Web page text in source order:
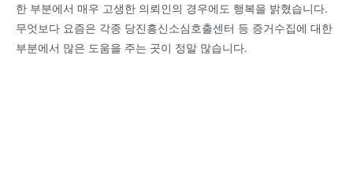
한 부분에서 매우 고생한 의뢰인의 경우에도 행복을 밝혔습니다.
무엇보다 요즘은 각종 당진흥신소심호출센터 등 증거수집에 대한
부분에서 많은 도움을 주는 곳이 정말 많습니다.